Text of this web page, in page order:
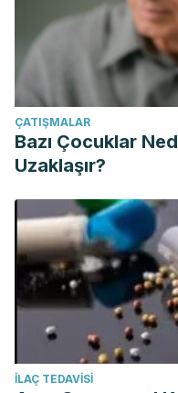
ÇATIŞMALAR
Bazı Çocuklar
Uzaklaşır?
İLAÇ TEDAVISI